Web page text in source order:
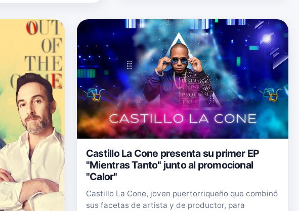
Castillo La Cone presenta su primer EP
"Mientras Tanto" junto al promocional
"Calor"
Castillo La Cone, joven puertorriqueño que combinó
sus facetas de artista y de productor, para